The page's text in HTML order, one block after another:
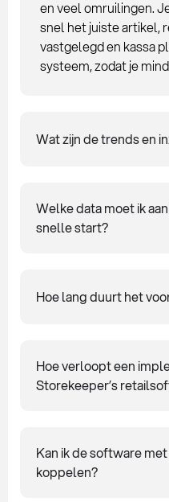
en veel omruilingen.
snel het juiste artikel,
vastgelegd en kassa
systeem, zodat je
Wat zijn de trends en
Welke data moet ik
snelle start?
Hoe lang duurt het
Hoe verloopt een
Storekeeper’s
Kan ik de software
koppelen?